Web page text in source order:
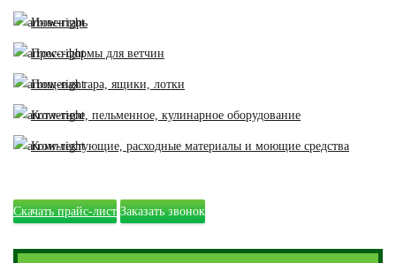
Инвентарь
Пресс-формы для ветчин
Пищевая тара, ящики, лотки
Котлетное, пельменное, кулинарное оборудование
Комплектующие, расходные материалы и моющие средства
Скачать прайс-лист Заказать звонок